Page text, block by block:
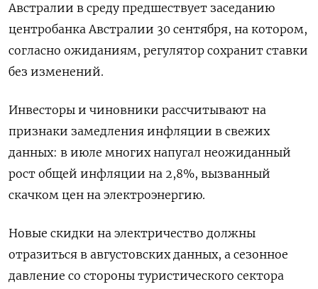
Австралии в среду предшествует заседанию
центробанка Австралии 30 сентября, на котором,
согласно ожиданиям, регулятор сохранит ставки
без изменений.
Инвесторы и чиновники рассчитывают на
признаки замедления инфляции в свежих
данных: в июле многих напугал неожиданный
рост общей инфляции на 2,8%, вызванный
скачком цен на электроэнергию.
Новые скидки на электричество должны
отразиться в августовских данных, а сезонное
давление со стороны туристического сектора